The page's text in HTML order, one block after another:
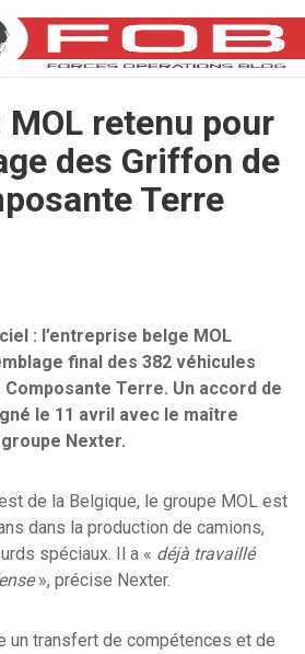
MOL retenu pour
des Griffon de
Terre
: l’entreprise belge MOL
final des 382 véhicules
Terre. Un accord de
le 11 avril avec le maître
Nexter.
de la Belgique, le groupe MOL est
dans la production de camions,
spéciaux. Il a « déjà travaillé
», précise Nexter.
un transfert de compétences et de